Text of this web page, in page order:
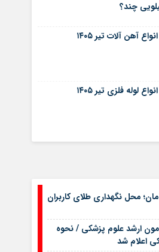
چند؟
آهن آلات تیر ۱۴۰۵
لوله فلزی تیر ۱۴۰۵
محل نگهداری طلای کاربران
ارشد علوم پزشکی / نحوه
اعلام شد